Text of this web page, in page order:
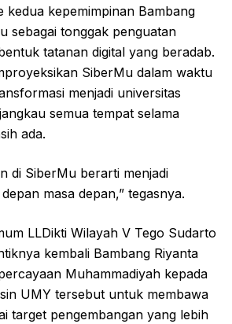
kedua kepemimpinan Bambang
sebagai tonggak penguatan
tatanan digital yang beradab.
SiberMu dalam waktu
menjadi universitas
semua tempat selama
ada.
di SiberMu berarti menjadi
masa depan,” tegasnya.
LLDikti Wilayah V Tego Sudarto
kembali Bambang Riyanta
Muhammadiyah kepada
UMY tersebut untuk membawa
target pengembangan yang lebih